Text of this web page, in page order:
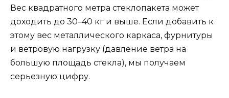
Вес квадратного метра стеклопакета может
доходить до 30–40 кг и выше. Если добавить к
этому вес металлического каркаса, фурнитуры
и ветровую нагрузку (давление ветра на
большую площадь стекла), мы получаем
серьезную цифру.